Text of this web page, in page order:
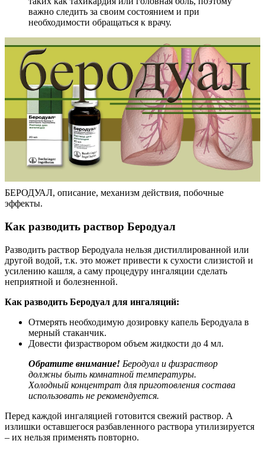
важно следить за своим состоянием и при
необходимости обращаться к врачу.
БЕРОДУАЛ, описание, механизм действия, побочные
эффекты.
Как разводить раствор Беродуал
Разводить раствор Беродуала нельзя дистиллированной или
другой водой, т.к. это может привести к сухости слизистой и
усилению кашля, а саму процедуру ингаляции сделать
неприятной и болезненной.
Как разводить Беродуал для ингаляций:
Отмерять необходимую дозировку капель Беродуала в
мерный стаканчик.
Довести физраствором объем жидкости до 4 мл.
Обратите внимание! Беродуал и физраствор
должны быть комнатной температуры.
Холодный концентрат для приготовления состава
использовать не рекомендуется.
Перед каждой ингаляцией готовится свежий раствор. А
излишки оставшегося разбавленного раствора утилизируется
– их нельзя применять повторно.